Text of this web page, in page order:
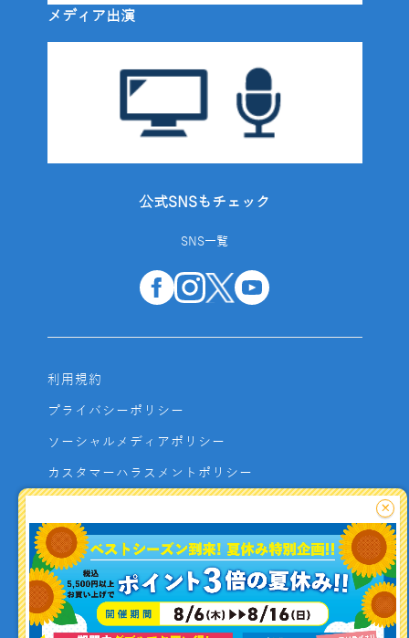
メディア出演
公式SNSもチェック
SNS一覧
利用規約
プライバシーポリシー
ソーシャルメディアポリシー
カスタマーハラスメントポリシー
よくあるご質問
お問い合わせ
利用者資金の保全方法
×